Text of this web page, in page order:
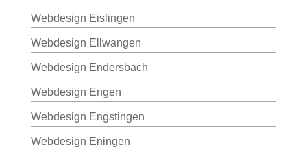
Webdesign Eislingen
Webdesign Ellwangen
Webdesign Endersbach
Webdesign Engen
Webdesign Engstingen
Webdesign Eningen